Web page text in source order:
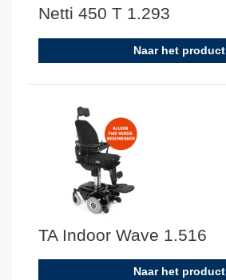
Netti 450 T 1.293
Naar het product
TA Indoor Wave 1.516
Naar het product